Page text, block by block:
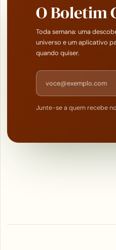
O Boletim
Toda semana: uma
universo e um aplicativo
quando quiser.
Endereço de e-mail
Junte-se a quem recebe